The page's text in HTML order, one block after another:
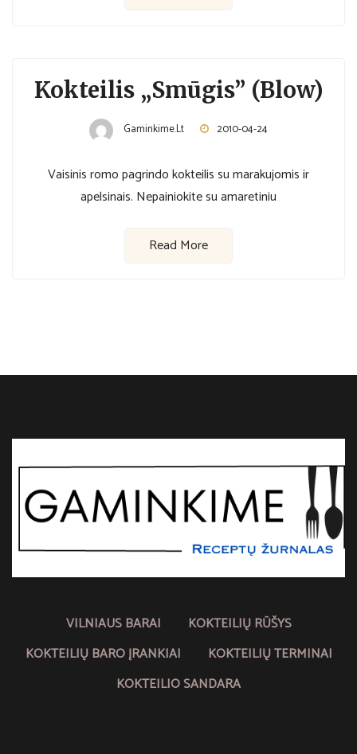
Kokteilis „Smūgis” (Blow)
Gaminkime.lt 2010-04-24
Vaisinis romo pagrindo kokteilis su marakujomis ir
apelsinais. Nepainiokite su amaretiniu
Read More
VILNIAUS BARAI
KOKTEILIŲ RŪŠYS
KOKTEILIŲ BARO ĮRANKIAI
KOKTEILIŲ TERMINAI
KOKTEILIO SANDARA